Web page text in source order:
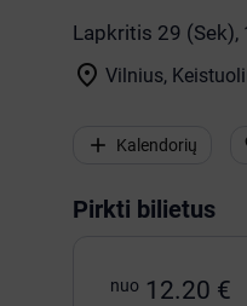
Lapkritis 29 (Sek),
 Vilnius,
 Kalendorių
Pirkti bilietus
nuo 12.20 €